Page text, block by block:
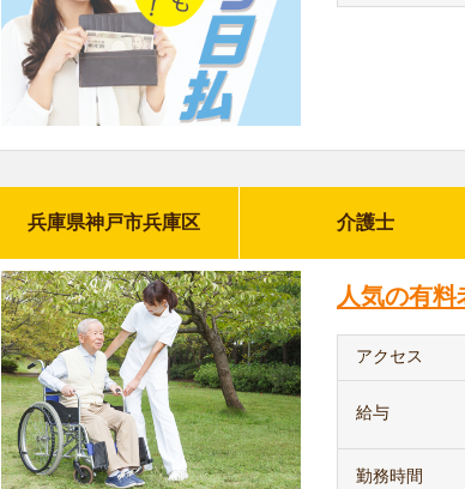
兵庫県神戸市兵庫区 介護士
人気の有料
アクセス
給与
勤務時間